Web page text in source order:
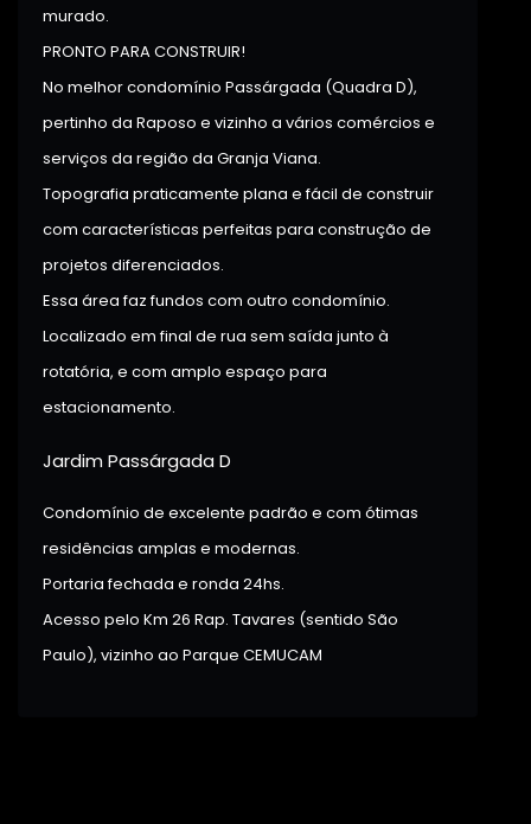
murado.
PRONTO PARA CONSTRUIR!
No melhor condomínio Passárgada (Quadra D),
pertinho da Raposo e vizinho a vários comércios e
serviços da região da Granja Viana.
Topografia praticamente plana e fácil de construir
com características perfeitas para construção de
projetos diferenciados.
Essa área faz fundos com outro condomínio.
Localizado em final de rua sem saída junto à
rotatória, e com amplo espaço para
estacionamento.
Jardim Passárgada D
Condomínio de excelente padrão e com ótimas
residências amplas e modernas.
Portaria fechada e ronda 24hs.
Acesso pelo Km 26 Rap. Tavares (sentido São
Paulo), vizinho ao Parque CEMUCAM